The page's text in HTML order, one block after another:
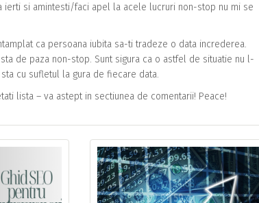
si amintesti/faci apel la acele lucruri non-stop nu mi se
ca persoana iubita sa-ti tradeze o data increderea.
de paza non-stop. Sunt sigura ca o astfel de situatie nu l-
cu sufletul la gura de fiecare data.
lista – va astept in sectiunea de comentarii! Peace!